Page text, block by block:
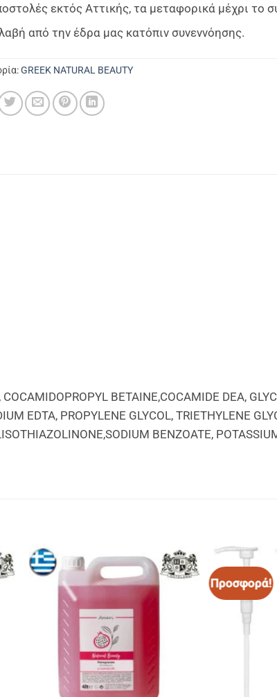
εκτός Αττικής, τα μεταφορικά μέχρι
από την έδρα μας κατόπιν συνεννόησης.
GREEK NATURAL BEAUTY
BETAINE,COCAMIDE DEA,
EDTA, PROPYLENE GLYCOL, TRIETHYLENE
BENZOATE,
Προσφορά!